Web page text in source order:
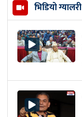
भिडियो ग्यालरी